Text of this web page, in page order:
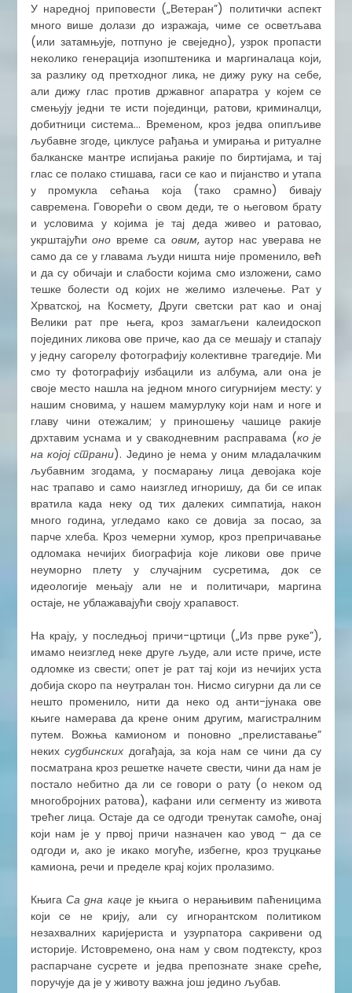
​У наредној приповести („Ветеран”) политички аспект
много више долази до изражаја, чиме се осветљава
(или затамњује, потпуно је свеједно), узрок пропасти
неколико генерација изопштеника и маргиналаца који,
за разлику од претходног лика, не дижу руку на себе,
али дижу глас против државног апаратра у којем се
смењују једни те исти појединци, ратови, криминалци,
добитници система… Временом, кроз једва опипљиве
љубавне згоде, циклусе рађања и умирања и ритуалне
балканске мантре испијања ракије по биртијама, и тај
глас се полако стишава, гаси се као и пијанство и утапа
у промукла сећања која (тако срамно) бивају
савремена. Говорећи о свом деди, те о његовом брату
и условима у којима је тај деда живео и ратовао,
укрштајућионо време са овим, аутор нас уверава не
само да се у главама људи ништа није променило, већ
и да су обичаји и слабости којима смо изложени, само
тешке болести од којих не желимо излечење. Рат у
Хрватској, на Космету, Други светски рат као и онај
Велики рат пре њега, кроз замагљени калеидоскоп
појединих ликова ове приче, као да се мешају и стапају
у једну сагорелу фотографију колективне трагедије. Ми
смо ту фотографију избацили из албума, али она је
своје место нашла на једном много сигурнијем месту: у
нашим сновима, у нашем мамурлуку који нам и ноге и
главу чини отежалим; у приношењу чашице ракије
дрхтавим уснама и у свакодневним расправама (ко је
на којој страни). Једино је нема у оним младалачким
љубавним згодама, у посмарању лица девојака које
нас трапаво и само наизглед игноришу, да би се ипак
вратила када неку од тих далеких симпатија, након
много година, угледамо како се довија за посао, за
парче хлеба. Кроз чемерни хумор, кроз препричавање
одломака нечијих биографија које ликови ове приче
неуморно плету у случајним сусретима, док се
идеологије мењају али не и политичари, маргина
остаје, не ублажавајући своју храпавост.
​На крају, у последњој причи-цртици („Из прве руке”),
имамо неизглед неке друге људе, али исте приче, исте
одломке из свести; опет је рат тај који из нечијих уста
добија скоро па неутралан тон. Нисмо сигурни да ли се
нешто променило, нити да неко од анти-јунака ове
књиге намерава да крене оним другим, магистралним
путем. Вожња камионом и поновно „прелиставање”
некихсудбинских догађаја, за која нам се чини да су
посматрана кроз решетке начете свести, чини да нам је
постало небитно да ли се говори о рату (о неком од
многобројних ратова), кафани или сегменту из живота
трећег лица. Остаје да се одгоди тренутак самоће, онај
који нам је у првој причи назначен као увод – да се
одгоди и, ако је икако могуће, избегне, кроз труцкање
камиона, речи и пределе крај којих пролазимо.
​Књига Са дна кацеје књига о нерањивим паћеницима
који се не крију, али су игнорантском политиком
незахвалних каријериста и узурпатора сакривени од
историје. Истовремено, она нам у свом подтексту, кроз
распарчане сусрете и једва препознате знаке среће,
поручује да је у животу важна још једино љубав.